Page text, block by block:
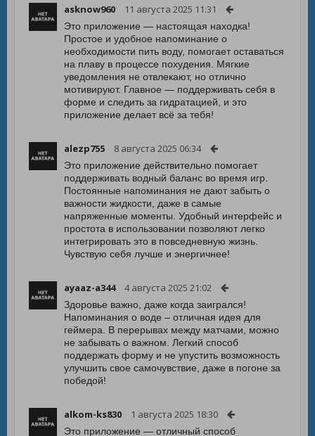
asknow960 11 августа 2025 11:31
Это приложение — настоящая находка!
Простое и удобное напоминание о
необходимости пить воду, помогает оставаться
на плаву в процессе похудения. Мягкие
уведомления не отвлекают, но отлично
мотивируют. Главное — поддерживать себя в
форме и следить за гидратацией, и это
приложение делает всё за тебя!
alezp755 8 августа 2025 06:34
Это приложение действительно помогает
поддерживать водный баланс во время игр.
Постоянные напоминания не дают забыть о
важности жидкости, даже в самые
напряженные моменты. Удобный интерфейс и
простота в использовании позволяют легко
интегрировать это в повседневную жизнь.
Чувствую себя лучше и энергичнее!
ayaaz-a344 4 августа 2025 21:02
Здоровье важно, даже когда заигрался!
Напоминания о воде – отличная идея для
геймера. В перерывах между матчами, можно
не забывать о важном. Легкий способ
поддержать форму и не упустить возможность
улучшить свое самочувствие, даже в погоне за
победой!
alkom-ks830 1 августа 2025 18:30
Это приложение — отличный способ